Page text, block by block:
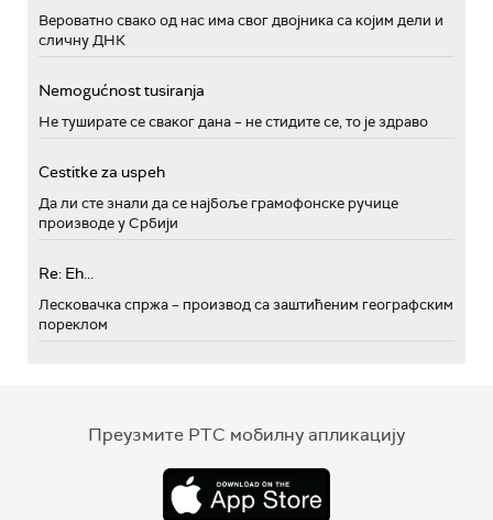
Вероватно свако од нас има свог двојника са којим дели и
сличну ДНК
Nemogućnost tusiranja
Не туширате се сваког дана – не стидите се, то је здраво
Cestitke za uspeh
Да ли сте знали да се најбоље грамофонске ручице
производе у Србији
Re: Eh...
Лесковачка спржа – производ са заштићеним географским
пореклом
Преузмите РТС мобилну апликацију